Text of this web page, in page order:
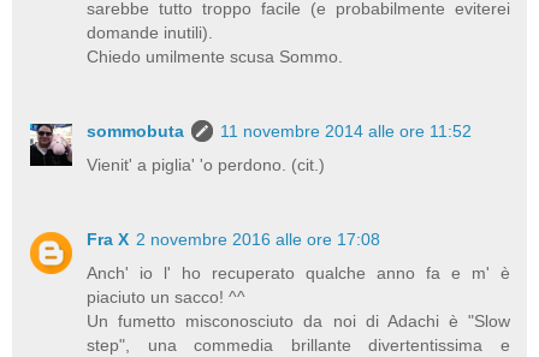
sarebbe tutto troppo facile (e probabilmente eviterei
domande inutili).
Chiedo umilmente scusa Sommo.
sommobuta
11 novembre 2014 alle ore 11:52
Vienit' a piglia' 'o perdono. (cit.)
Fra X 2 novembre 2016 alle ore 17:08
Anch' io l' ho recuperato qualche anno fa e m' è
piaciuto un sacco! ^^
Un fumetto misconosciuto da noi di Adachi è "Slow
step", una commedia brillante divertentissima e